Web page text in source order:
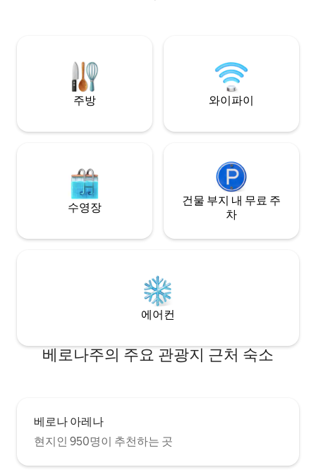
청소: 55유로 * 도시세: 1인당 1박에 3.50유
주방 와이파이
수영장
건물 부지 내 무료 주
차
에어컨
베로나주의 주요 관광지 근처 숙소
베로나 아레나
현지인 950명이 추천하는 곳